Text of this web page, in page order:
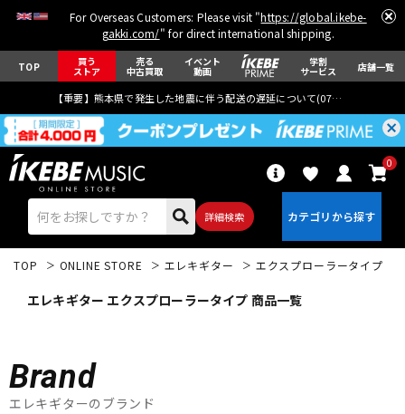
For Overseas Customers: Please visit "https://global.ikebe-
gakki.com/" for direct international shipping.
TOP 買う
ストア
売る
中古買取
イベント
動画
学割
サービス 店舗一覧
【重要】熊本県で発生した地震に伴う配送の遅延について(07月29日
詳細検索
0
エレキギター
TOP ONLINE STORE エレキギター エクスプローラータイプ
エレキギター エクスプローラータイプ 商品一覧
Brand
エレキギターのブランド